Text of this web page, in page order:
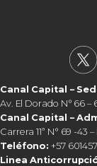
Canal Capital –
Av. El Dorado N° 66 –
Canal Capital –
Carrera 11ª N° 69 -43
Teléfono: +57
Linea